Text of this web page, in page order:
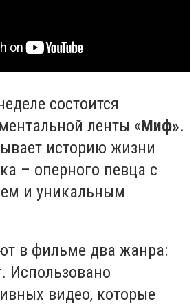
состоится
ленты «Миф».
историю жизни
– оперного певца с
и уникальным
в фильме два жанра:
Использовано
видео, которые